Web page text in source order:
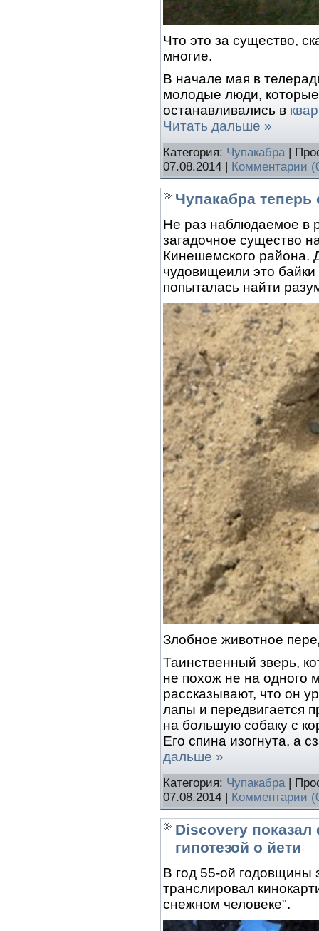
Что это за существо,
многие.
В начале мая в
молодые люди,
останавливались в
Читать дальше »
Категория: Чупакабра|
07.08.2014 | Комментарии
Чупакабра
Не раз наблюдаемое в
загадочное существо
Кинешемского района.
чудовищеили это
попыталась найти
Злобное животное
Таинственный зверь,
не похож не на одного
рассказывают, что он
лапы и передвигается
на большую собаку с
Его спина изогнута, а
дальше »
Категория: Чупакабра|
07.08.2014 | Комментарии
Discovery
гипотезой о йети
В год 55-ой годовщины
транслировал
снежном человеке".